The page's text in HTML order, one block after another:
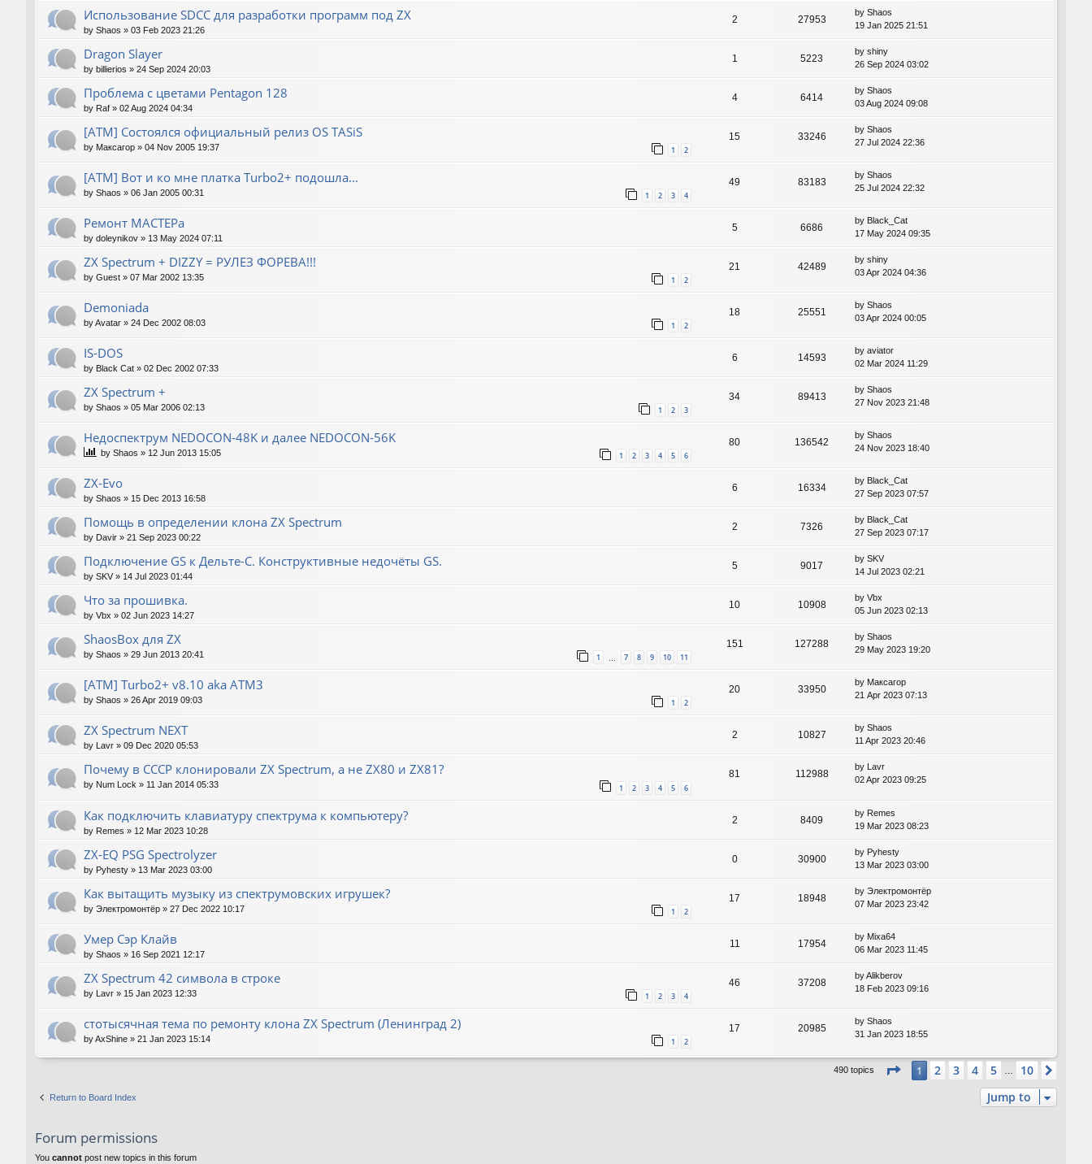
Использование SDCC для разработки программ под ZX
by Shaos » 03 Feb 2023 21:26
2 27953
by Shaos
19 Jan 2025 21:51
Dragon Slayer
by billierios » 24 Sep 2024 20:03
1 5223
by shiny
26 Sep 2024 03:02
Проблема с цветами Pentagon 128
by Raf » 02 Aug 2024 04:34
4 6414
by Shaos
03 Aug 2024 09:08
[ATM] Состоялся официальный релиз OS TASiS
by Максагор » 04 Nov 2005 19:37 1 2
15 33246
by Shaos
27 Jul 2024 22:36
[ATM] Вот и ко мне платка Turbo2+ подошла...
by Shaos » 06 Jan 2005 00:31 1 2 3 4
49 83183
by Shaos
25 Jul 2024 22:32
Ремонт МАСТЕРа
by doleynikov » 13 May 2024 07:11
5 6686
by Black_Cat
17 May 2024 09:35
ZX Spectrum + DIZZY = РУЛЕЗ ФОРЕВА!!!
by Guest » 07 Mar 2002 13:35 1 2
21 42489
by shiny
03 Apr 2024 04:36
Demoniada
byAvatar » 24 Dec 2002 08:03 1 2
18 25551
by Shaos
03 Apr 2024 00:05
IS-DOS
by Black Cat » 02 Dec 2002 07:33
6 14593
by aviator
02 Mar 2024 11:29
ZX Spectrum +
by Shaos » 05 Mar 2006 02:13 1 2 3
34 89413
by Shaos
27 Nov 2023 21:48
Недоспектрум NEDOCON-48K и далее NEDOCON-56K
by Shaos » 12 Jun 2013 15:05 1 2 3 4 5 6
80 136542
by Shaos
24 Nov 2023 18:40
ZX-Evo
by Shaos » 15 Dec 2013 16:58
6 16334
by Black_Cat
27 Sep 2023 07:57
Помощь в определении клона ZX Spectrum
by Davir » 21 Sep 2023 00:22
2 7326
by Black_Cat
27 Sep 2023 07:17
Подключение GS к Дельте-С. Конструктивные недочёты GS.
by SKV » 14 Jul 2023 01:44
5 9017
by SKV
14 Jul 2023 02:21
Что за прошивка.
by Vbx » 02 Jun 2023 14:27
10 10908
by Vbx
05 Jun 2023 02:13
ShaosBox для ZX
by Shaos » 29 Jun 2013 20:41 1 … 7 8 9 10 11
151 127288
by Shaos
29 May 2023 19:20
[ATM] Turbo2+ v8.10 aka ATM3
by Shaos » 26 Apr 2019 09:03 1 2
20 33950
by Максагор
21 Apr 2023 07:13
ZX Spectrum NEXT
by Lavr » 09 Dec 2020 05:53
2 10827
by Shaos
11 Apr 2023 20:46
Почему в СССР клонировали ZX Spectrum, а не ZX80 и ZX81?
by Num Lock » 11 Jan 2014 05:33 1 2 3 4 5 6
81 112988
by Lavr
02 Apr 2023 09:25
Как подключить клавиатуру спектрума к компьютеру?
by Remes » 12 Mar 2023 10:28
2 8409
by Remes
19 Mar 2023 08:23
ZX-EQ PSG Spectrolyzer
by Pyhesty » 13 Mar 2023 03:00
0 30900
by Pyhesty
13 Mar 2023 03:00
Как вытащить музыку из спектрумовских игрушек?
by Электромонтёр » 27 Dec 2022 10:17 1 2
17 18948
by Электромонтёр
07 Mar 2023 23:42
Умер Сэр Клайв
by Shaos » 16 Sep 2021 12:17
11 17954
by Mixa64
06 Mar 2023 11:45
ZX Spectrum 42 символа в строке
by Lavr » 15 Jan 2023 12:33 1 2 3 4
46 37208
byAlikberov
18 Feb 2023 09:16
стотысячная тема по ремонту клона ZX Spectrum (Ленинград 2)
byAxShine » 21 Jan 2023 15:14 1 2
17 20985
by Shaos
31 Jan 2023 18:55
490 topics Page 1of10
1 2 3 4 5 10
Return to Board Index Jump to
Forum permissions
You cannot post new topics in this forum